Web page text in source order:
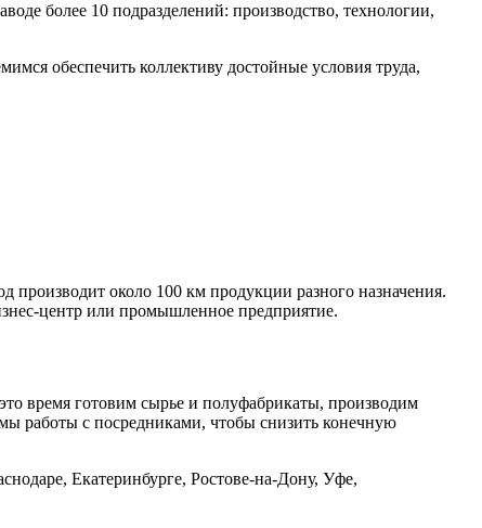
более 10 подразделений: производство, технологии,
обеспечить коллективу достойные условия труда,
около 100 км продукции разного назначения.
центр или промышленное предприятие.
время готовим сырье и полуфабрикаты, производим
работы с посредниками, чтобы снизить конечную
Екатеринбурге, Ростове-на-Дону, Уфе,